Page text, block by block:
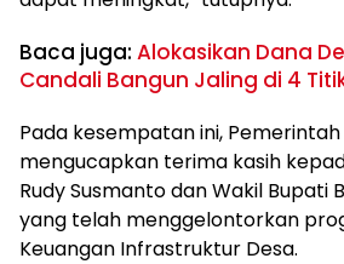
Baca juga: Alokasikan Dana
Candali Bangun Jaling di 4
Pada kesempatan ini,
mengucapkan terima kasih
Rudy Susmanto dan Wakil Bupati
yang telah menggelontorkan
Keuangan Infrastruktur Desa.